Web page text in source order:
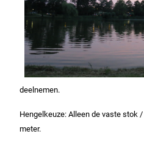
deelnemen.
Hengelkeuze: Alleen de vaste stok
meter.